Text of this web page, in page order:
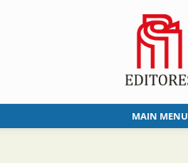
MAIN MENU